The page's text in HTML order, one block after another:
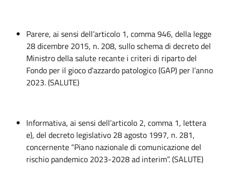
Parere, ai sensi dell’articolo 1, comma 946, della legge
28 dicembre 2015, n. 208, sullo schema di decreto del
Ministro della salute recante i criteri di riparto del
Fondo per il gioco d’azzardo patologico (GAP) per l’anno
2023. (SALUTE)
Informativa, ai sensi dell’articolo 2, comma 1, lettera
e), del decreto legislativo 28 agosto 1997, n. 281,
concernente “Piano nazionale di comunicazione del
rischio pandemico 2023-2028 ad interim”. (SALUTE)